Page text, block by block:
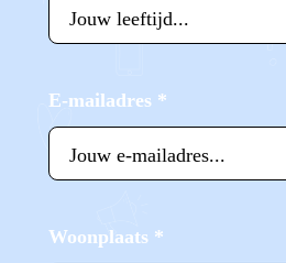
E-mailadres *
Woonplaats *